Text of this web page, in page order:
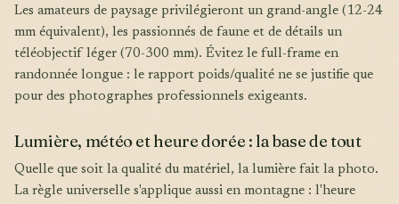
Les amateurs de paysage privilégieront un grand-angle (12-24
mm équivalent), les passionnés de faune et de détails un
téléobjectif léger (70-300 mm). Évitez le full-frame en
randonnée longue : le rapport poids/qualité ne se justifie que
pour des photographes professionnels exigeants.
Lumière, météo et heure dorée : la base de tout
Quelle que soit la qualité du matériel, la lumière fait la photo.
La règle universelle s'applique aussi en montagne : l'heure